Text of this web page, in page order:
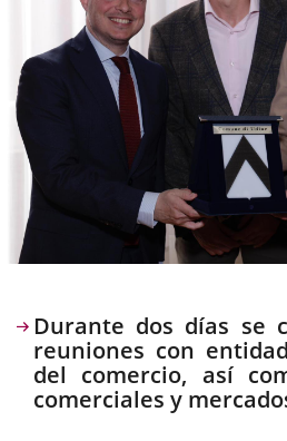
Descripción
Durante dos días se
reuniones con
del comercio, así
comerciales y